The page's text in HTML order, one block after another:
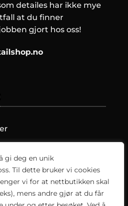
gi deg en unik
Til dette bruker vi cookies
vi for at nettbutikken skal
mens andre gjør at du får
detailes har ikke mye
at du finner
gjort hos oss!